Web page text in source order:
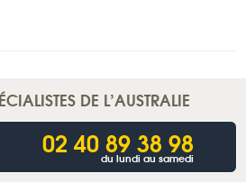
DE L’AUSTRALIE
02 40 89 38 98
du lundi au samedi